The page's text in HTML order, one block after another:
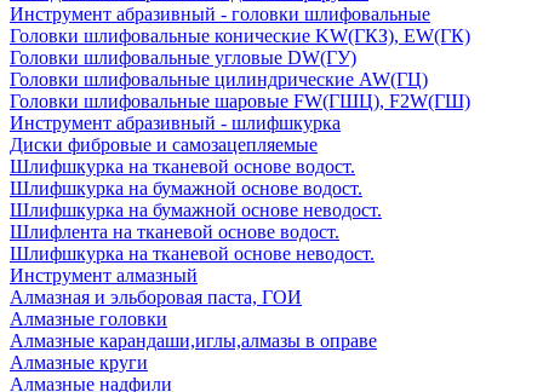
Инструмент абразивный - головки шлифовальные
Головки шлифовальные конические KW(ГКЗ), EW(ГК)
Головки шлифовальные угловые DW(ГУ)
Головки шлифовальные цилиндрические AW(ГЦ)
Головки шлифовальные шаровые FW(ГШЦ), F2W(ГШ)
Инструмент абразивный - шлифшкурка
Диски фибровые и самозацепляемые
Шлифшкурка на тканевой основе водост.
Шлифшкурка на бумажной основе водост.
Шлифшкурка на бумажной основе неводост.
Шлифлента на тканевой основе водост.
Шлифшкурка на тканевой основе неводост.
Инструмент алмазный
Алмазная и эльборовая паста, ГОИ
Алмазные головки
Алмазные карандаши,иглы,алмазы в оправе
Алмазные круги
Алмазные надфили